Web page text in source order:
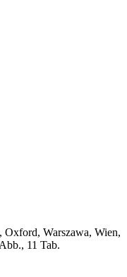
Warszawa, Wien,
11 Tab.